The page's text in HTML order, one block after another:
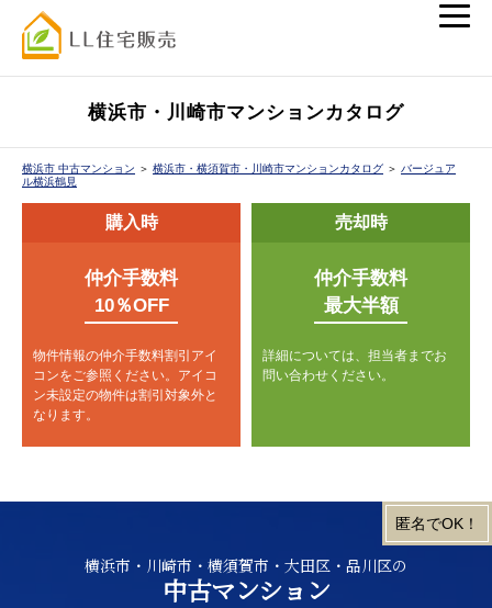
横浜市・川崎市マンションカタログ
横浜市 中古マンション ＞ 横浜市・横須賀市・川崎市マンションカタログ ＞ バージュア
ル横浜鶴見
購入時
仲介手数料
10％OFF
物件情報の仲介手数料割引アイ
コンをご参照ください。 アイコ
ン未設定の物件は割引対象外と
なります。
売却時
仲介手数料
最大半額
詳細については、担当者までお
問い合わせください。
横浜市・川崎市・横須賀市・大田区・品川区の
中古マンション